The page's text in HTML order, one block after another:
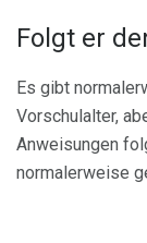
Folgt er
Es gibt
Vorschulalter,
Anweisungen
normalerweise